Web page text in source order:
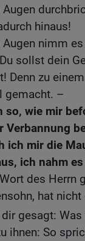
Augen
hinaus!
Augen nimm
sollst dein
Denn zu
gemacht. –
so, wie mir
Verbannung
ich mir die
ich nahm
des Herrn
hat
dir gesagt:
ihnen: So